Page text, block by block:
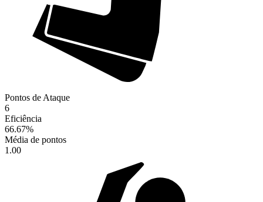
Pontos de Ataque
6
Eficiência
66.67%
Média de pontos
1.00